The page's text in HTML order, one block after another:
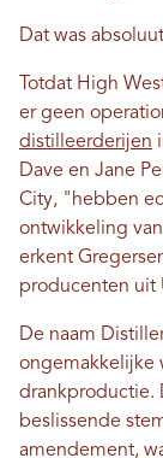
Dat was
Totdat High
er geen
distilleerderijen
Dave en Jane
City, "hebben
ontwikkeling
erkent
producenten uit
De naam
ongemakkelijke
drankproductie.
beslissende
amendement,